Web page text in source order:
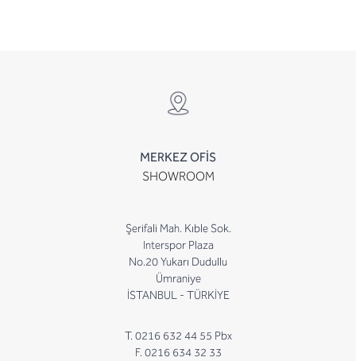
MERKEZ OFİS
SHOWROOM
Şerifali Mah. Kıble Sok.
Interspor Plaza
No.20 Yukarı Dudullu
Ümraniye
İSTANBUL - TÜRKİYE
T. 0216 632 44 55 Pbx
F. 0216 634 32 33